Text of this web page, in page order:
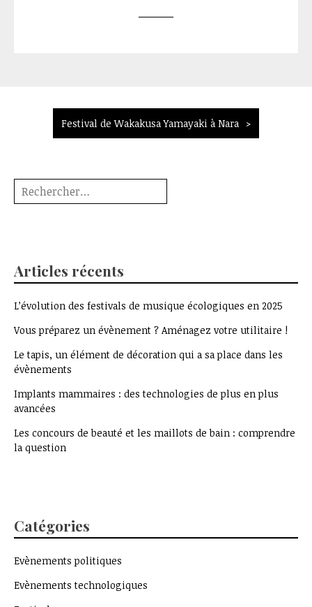
NavigationFestival de Wakakusa Yamayaki à Nara
Rechercher :
Articles récents
L’évolution des festivals de musique écologiques en 2025
Vous préparez un évènement ? Aménagez votre utilitaire !
Le tapis, un élément de décoration qui a sa place dans les
évènements
Implants mammaires : des technologies de plus en plus
avancées
Les concours de beauté et les maillots de bain : comprendre
la question
Catégories
Evènements politiques
Evènements technologiques